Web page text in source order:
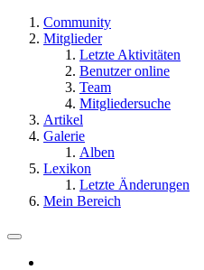
Community
Mitglieder
Letzte Aktivitäten
Benutzer online
Team
Mitgliedersuche
Artikel
Galerie
Alben
Lexikon
Letzte Änderungen
Mein Bereich